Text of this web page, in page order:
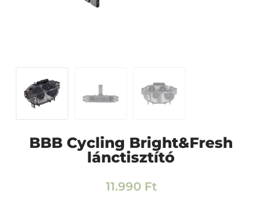
BBB Cycling Bright&Fresh
lánctisztító
11.990 Ft